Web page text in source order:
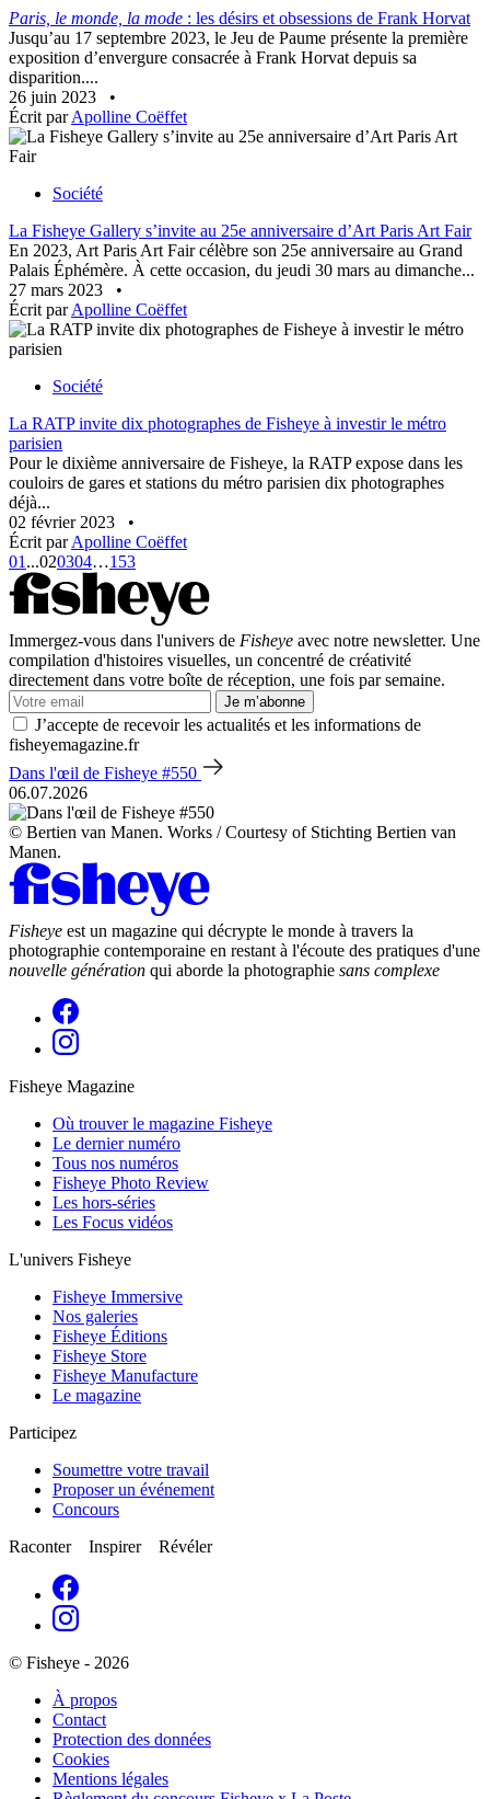
Paris, le monde, la mode : les désirs et obsessions de Frank Horvat
Jusqu’au 17 septembre 2023, le Jeu de Paume présente la première
exposition d’envergure consacrée à Frank Horvat depuis sa
disparition....
26 juin 2023
•
Écrit parApolline Coëffet
Société
La Fisheye Gallery s’invite au 25e anniversaire d’Art Paris Art Fair
En 2023, Art Paris Art Fair célèbre son 25e anniversaire au Grand
Palais Éphémère. À cette occasion, du jeudi 30 mars au dimanche...
27 mars 2023
•
Écrit parApolline Coëffet
Société
La RATP invite dix photographes de Fisheye à investir le métro
parisien
Pour le dixième anniversaire de Fisheye, la RATP expose dans les
couloirs de gares et stations du métro parisien dix photographes
déjà...
02 février 2023
•
Écrit parApolline Coëffet
01 ...020304…153
Immergez-vous dans l'univers de Fisheye avec notre newsletter. Une
compilation d'histoires visuelles, un concentré de créativité
directement dans votre boîte de réception, une fois par semaine.
Je m’abonne
J’accepte de recevoir les actualités et les informations de
fisheyemagazine.fr
Dans l'œil de Fisheye #550
06.07.2026
© Bertien van Manen. Works / Courtesy of Stichting Bertien van
Manen.
Fisheye est un magazine qui décrypte le monde à travers la
photographie contemporaine en restant à l'écoute des pratiques d'une
nouvelle génération qui aborde la photographie sans complexe
Fisheye Magazine
Où trouver le magazine Fisheye
Le dernier numéro
Tous nos numéros
Fisheye Photo Review
Les hors-séries
Les Focus vidéos
L'univers Fisheye
Fisheye Immersive
Nos galeries
Fisheye Éditions
Fisheye Store
Fisheye Manufacture
Le magazine
Participez
Soumettre votre travail
Proposer un événement
Concours
Raconter Inspirer Révéler
© Fisheye - 2026
À propos
Contact
Protection des données
Cookies
Mentions légales